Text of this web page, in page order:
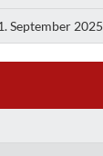
September 2025